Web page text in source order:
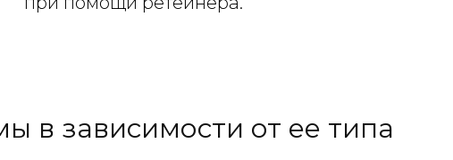
в зависимости от ее типа